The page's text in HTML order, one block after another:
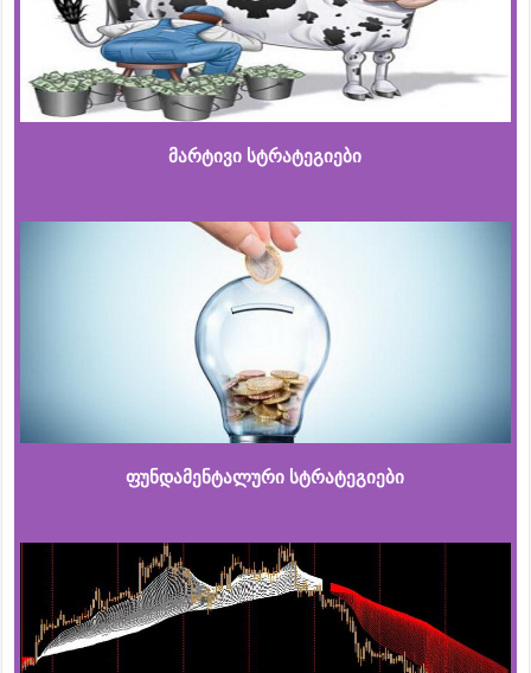
მარტივი სტრატეგიები
ფუნდამენტალური სტრატეგიები